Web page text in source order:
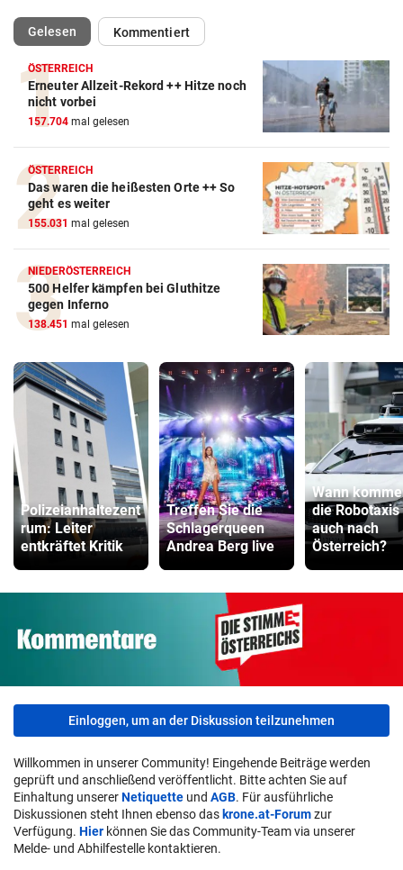
Gelesen(ausgewählt)Kommentiert
ÖSTERREICH
Erneuter Allzeit-Rekord ++ Hitze noch
nicht vorbei
157.704 mal gelesen
ÖSTERREICH
Das waren die heißesten Orte ++ So
geht es weiter
155.031 mal gelesen
NIEDERÖSTERREICH
500 Helfer kämpfen bei Gluthitze
gegen Inferno
138.451 mal gelesen
Polizeianhaltezent
rum: Leiter
entkräftet Kritik
Treffen Sie die
Schlagerqueen
Andrea Berg live
Wann
die Robotaxis
auch nach
Österreich?
Einloggen, um an der Diskussion teilzunehmen
Willkommen in unserer Community! Eingehende Beiträge werden
geprüft und anschließend veröffentlicht. Bitte achten Sie auf
Einhaltung unsererNetiquette und AGB. Für ausführliche
Diskussionen steht Ihnen ebenso das krone.at-Forumzur
Verfügung. Hier können Sie das Community-Team via unserer
Melde- und Abhilfestelle kontaktieren.